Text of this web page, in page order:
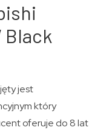
Black
jest
który
oferuje do 8 lat